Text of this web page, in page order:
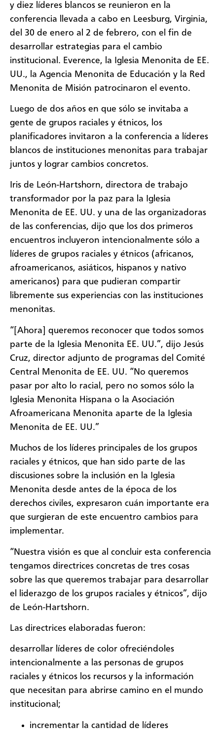
y diez líderes blancos se reunieron en la
conferencia llevada a cabo en Leesburg, Virginia,
del 30 de enero al 2 de febrero, con el fin de
desarrollar estrategias para el cambio
institucional. Everence, la Iglesia Menonita de EE.
UU., la Agencia Menonita de Educación y la Red
Menonita de Misión patrocinaron el evento.
Luego de dos años en que sólo se invitaba a
gente de grupos raciales y étnicos, los
planificadores invitaron a la conferencia a líderes
blancos de instituciones menonitas para trabajar
juntos y lograr cambios concretos.
Iris de León-Hartshorn, directora de trabajo
transformador por la paz para la Iglesia
Menonita de EE. UU. y una de las organizadoras
de las conferencias, dijo que los dos primeros
encuentros incluyeron intencionalmente sólo a
líderes de grupos raciales y étnicos (africanos,
afroamericanos, asiáticos, hispanos y nativo
americanos) para que pudieran compartir
libremente sus experiencias con las instituciones
menonitas.
“[Ahora] queremos reconocer que todos somos
parte de la Iglesia Menonita EE. UU.”, dijo Jesús
Cruz, director adjunto de programas del Comité
Central Menonita de EE. UU. “No queremos
pasar por alto lo racial, pero no somos sólo la
Iglesia Menonita Hispana o la Asociación
Afroamericana Menonita aparte de la Iglesia
Menonita de EE. UU.”
Muchos de los líderes principales de los grupos
raciales y étnicos, que han sido parte de las
discusiones sobre la inclusión en la Iglesia
Menonita desde antes de la época de los
derechos civiles, expresaron cuán importante era
que surgieran de este encuentro cambios para
implementar.
“Nuestra visión es que al concluir esta conferencia
tengamos directrices concretas de tres cosas
sobre las que queremos trabajar para desarrollar
el liderazgo de los grupos raciales y étnicos”, dijo
de León-Hartshorn.
Las directrices elaboradas fueron:
desarrollar líderes de color ofreciéndoles
intencionalmente a las personas de grupos
raciales y étnicos los recursos y la información
que necesitan para abrirse camino en el mundo
institucional;
incrementar la cantidad de líderes